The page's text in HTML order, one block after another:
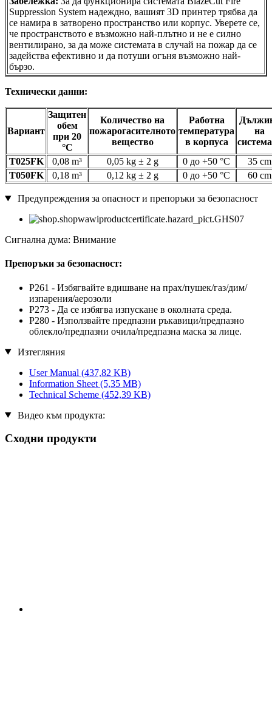
Suppression System надеждно, вашият 3D принтер трябва да
се намира в затворено пространство или корпус. Уверете се,
че пространството е възможно най-плътно и не е силно
вентилирано, за да може системата в случай на пожар да се
задейства ефективно и да потуши огъня възможно най-
бързо.
Технически данни:
Вариант
Защитен
обем
при 20
°C
Количество на
пожарогасителното
вещество
Работна
температура
в корпуса
на
T025FK
0,08 m³ 0,05 kg ± 2 g 0 до +50 °C
35 cm
T050FK
0,18 m³ 0,12 kg ± 2 g 0 до +50 °C 60 cm
Предупреждения за опасност и препоръки за безопасност
Сигнална дума: Внимание
Препоръки за безопасност:
P261 - Избягвайте вдишване на прах/пушек/газ/дим/
изпарения/аерозоли
P273 - Да се избягва изпускане в околната среда.
P280 - Използвайте предпазни ръкавици/предпазно
облекло/предпазни очила/предпазна маска за лице.
Изтегляния
User Manual (437,82 KB)
Information Sheet (5,35 MB)
Technical Scheme (452,39 KB)
Видео към продукта:
Сходни продукти